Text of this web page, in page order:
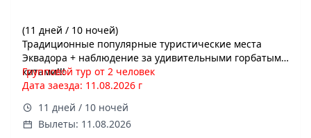
(11 дней / 10 ночей)
Традиционные популярные туристические места
Эквадора + наблюдение за удивительными горбатыми
китами!!!
Групповой тур от 2 человек
Дата заезда: 11.08.2026 г
11 дней / 10 ночей
Вылеты: 11.08.2026